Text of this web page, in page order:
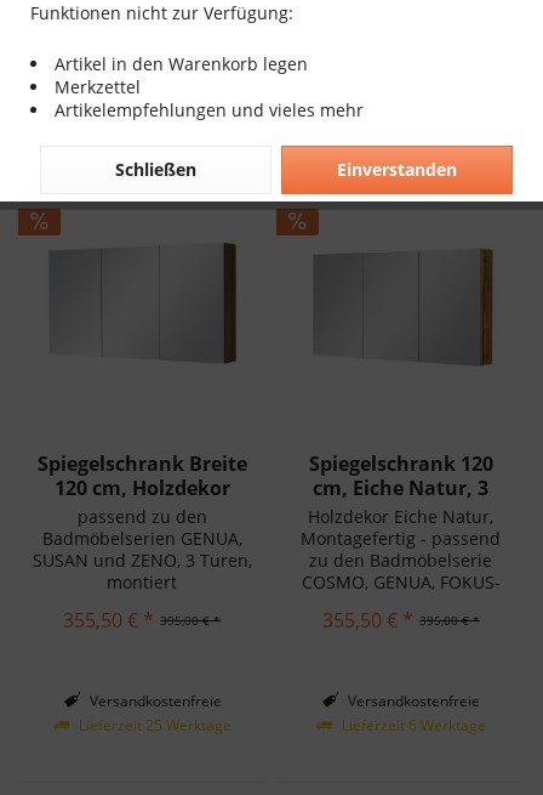
Spiegelschrank Breite
120 cm, Holzdekor
antik,...
passend zu den
Badmöbelserien GENUA,
SUSAN und ZENO, 3 Türen,
montiert
395,00 € *
355,50 € *
Versandkostenfreie
Lieferung in Deutschland!
Lieferzeit 25 Werktage
Spiegelschrank 120
cm, Eiche Natur, 3
Türen,...
Holzdekor Eiche Natur,
Montagefertig - passend
zu den Badmöbelserie
COSMO, GENUA, FOKUS-
SUSAN und ZENO
395,00 € *
355,50 € *
Versandkostenfreie
Lieferung in Deutschland!
Lieferzeit 6 Werktage
Funktionen nicht zur Verfügung:
Artikel in den Warenkorb legen
Merkzettel
Artikelempfehlungen und vieles mehr
Einverstanden
Schließen